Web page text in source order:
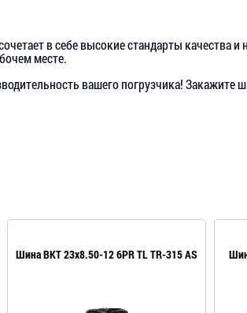
в себе высокие стандарты
месте.
вашего погрузчика! Закажите
Шина BKT 23x8.50-12 6PR TL TR-315 AS